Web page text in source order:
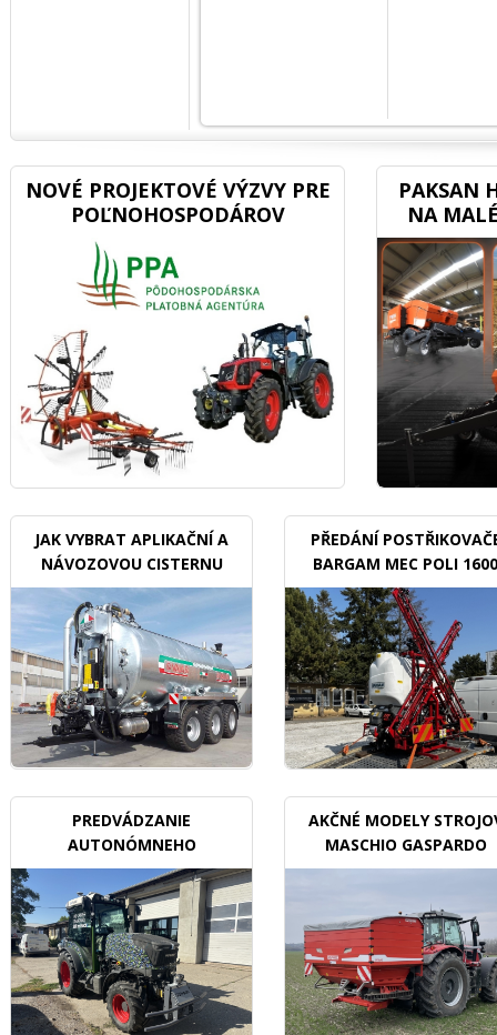
NOVÉ PROJEKTOVÉ VÝZVY PRE
POĽNOHOSPODÁROV
PAKSAN
NA
JAK VYBRAT APLIKAČNÍ A
NÁVOZOVOU CISTERNU
PŘEDÁNÍ
BARGAM MEC POLI 1600
BDX
PREDVÁDZANIE
AUTONÓMNEHO
TRAKTORU V SADOCH
AKČNÉ MODELY
MASCHIO GASPARDO